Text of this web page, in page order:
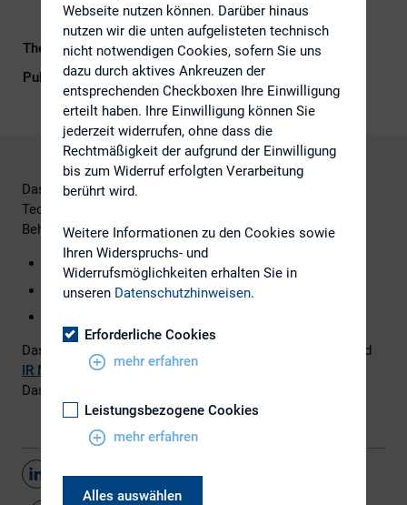
Themengebiete
Digitalisierung, IR-Kompetenz
Publikationsform
Externe Publikationen
Das E-Book stellt die neuesten globalen Trends in der IR-
Technologie dar und wie IR-Profis diese verwenden.
Behandelte Themen sind unter anderem:
Wie nutzen IROs Social Media?
5 Erfolgsfaktoren erfolgreicher IR-Webseiten
Das E-Book entstand in Zusammenarbeit von
und
IR Magazine.
Das vollständige E-Book finden Sie
Teilen
Webseite nutzen können. Darüber hinaus
nutzen wir die unten aufgelisteten technisch
nicht notwendigen Cookies, sofern Sie uns
dazu durch aktives Ankreuzen der
entsprechenden Checkboxen Ihre Einwilligung
erteilt haben. Ihre Einwilligung können Sie
jederzeit widerrufen, ohne dass die
Rechtmäßigkeit der aufgrund der Einwilligung
bis zum Widerruf erfolgten Verarbeitung
berührt wird.
Weitere Informationen zu den Cookies sowie
Ihren Widerspruchs- und
Widerrufsmöglichkeiten erhalten Sie in
unseren Datenschutzhinweisen.
Erforderliche Cookies
mehr erfahren
Leistungsbezogene Cookies
mehr erfahren
Alles auswählen